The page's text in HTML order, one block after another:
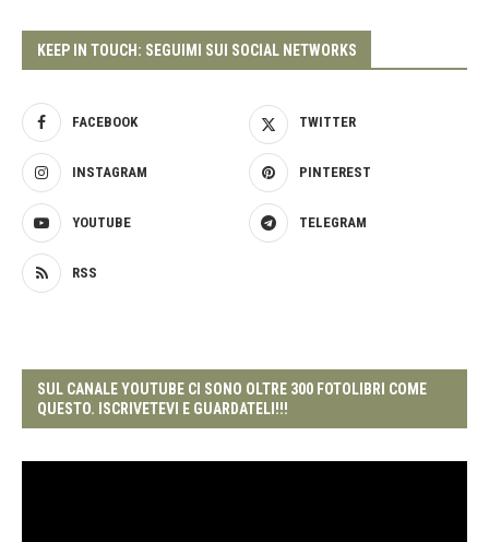
KEEP IN TOUCH: SEGUIMI SUI SOCIAL NETWORKS
FACEBOOK TWITTER
INSTAGRAM PINTEREST
YOUTUBE TELEGRAM
RSS
SUL CANALE YOUTUBE CI SONO OLTRE 300 FOTOLIBRI COME
QUESTO. ISCRIVETEVI E GUARDATELI!!!